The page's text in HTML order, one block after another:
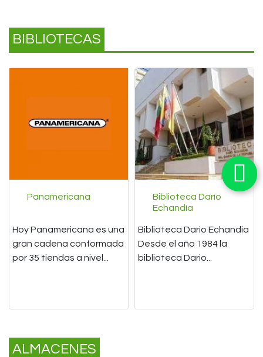
BIBLIOTECAS
Panamericana
Hoy Panamericana es una
gran cadena conformada
por 35 tiendas a nivel...
Biblioteca Darío
Echandía
Biblioteca Dario Echandia
Desde el año 1984 la
biblioteca Dario...
ALMACENES